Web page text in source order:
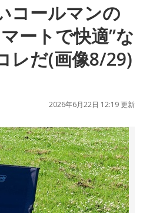
コールマンの
ートで快適”な
レだ(画像8/29)
2026年6月22日 12:19 更新